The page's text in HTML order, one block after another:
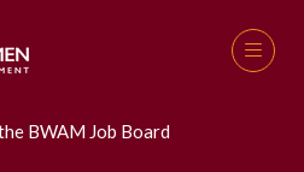
BWAM Job Board